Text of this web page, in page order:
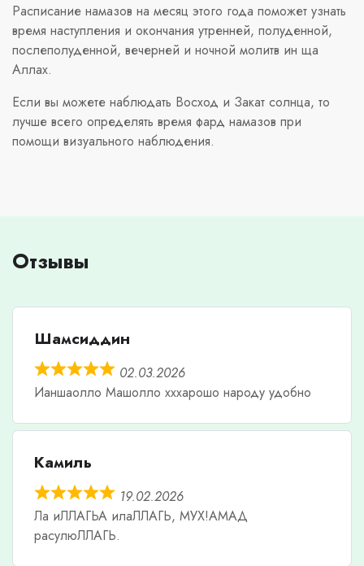
Расписание намазов на месяц этого года поможет узнать
время наступления и окончания утренней, полуденной,
послеполуденной, вечерней и ночной молитв ин ща
Аллах.
Если вы можете наблюдать Восход и Закат солнца, то
лучше всего определять время фард намазов при
помощи визуального наблюдения.
Отзывы
Шамсиддин
02.03.2026
Ианшаолло Машолло хххарошо народу удобно
Камиль
19.02.2026
Ла иЛЛАГЬА илаЛЛАГЬ, МУХ!АМАД
расулюЛЛАГЬ.